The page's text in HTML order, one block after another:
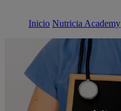
Inicio Nutricia Academy